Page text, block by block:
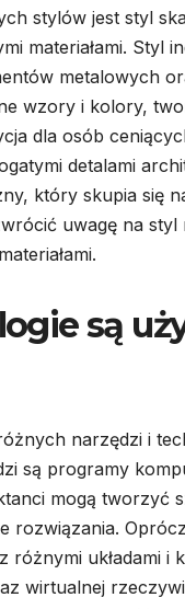
stylów jest styl
materiałami. Styl
metalowych
wzory i kolory,
dla osób
detalami
który skupia się
uwagę na
są
narzędzi i
są programy
mogą tworzyć
układami i
wirtualnej